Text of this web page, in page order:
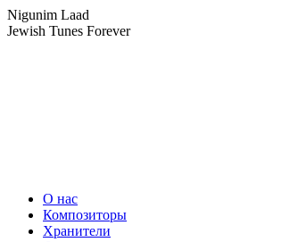
Nigunim Laad
Jewish Tunes Forever
О нас
Композиторы
Хранители